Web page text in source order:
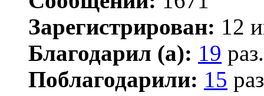
Зарегистрирован: 12
Благодарил (а): 19 раз.
Поблагодарили: 15